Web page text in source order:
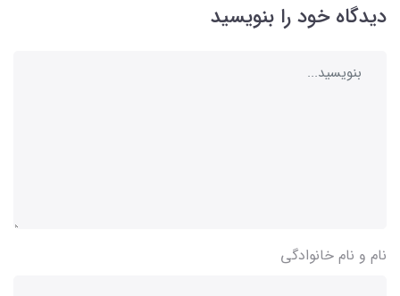
دیدگاه خود را بنویسید
نام و نام خانوادگی